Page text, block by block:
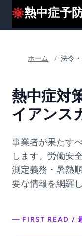
ホーム / 法令
熱中症対
イアンス
事業者が果たす
します。労働安
測定義務・暑熱
要な情報を網羅
— FIRST READ /